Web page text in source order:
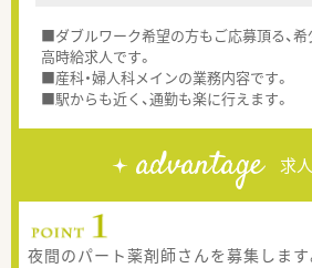
■ダブルワーク希望の方もご応募頂る、希
高時給求人です。
■産科・婦人科メインの業務内容です。
■駅からも近く、通勤も楽に行えます。
advantage 求
夜間のパート薬剤師さんを募集しま